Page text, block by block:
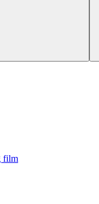
film